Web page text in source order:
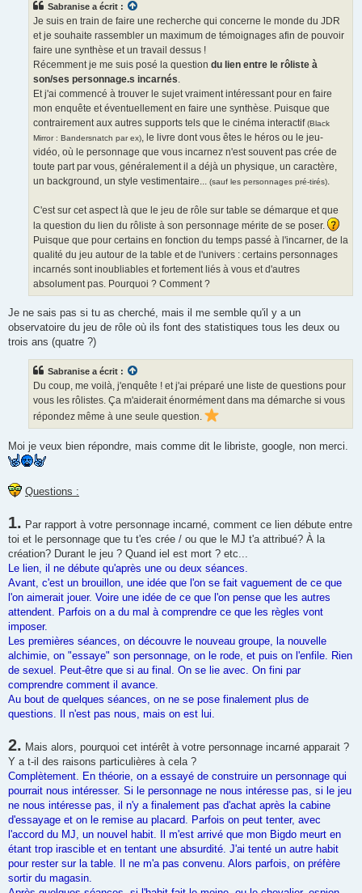
Sabranise a écrit :
Je suis en train de faire une recherche qui concerne le monde du JDR
et je souhaite rassembler un maximum de témoignages afin de pouvoir
faire une synthèse et un travail dessus !
Récemment je me suis posé la question du lien entre le rôliste à
son/ses personnage.s incarnés
Et j'ai commencé à trouver le sujet vraiment intéressant pour en faire
mon enquête et éventuellement en faire une synthèse. Puisque que
contrairement aux autres supports tels que le cinéma interactif(Black
Mirror : Bandersnatch par ex) , le livre dont vous êtes le héros ou le jeu-
vidéo, où le personnage que vous incarnez n'est souvent pas crée de
toute part par vous, généralement il a déjà un physique, un caractère,
un background, un style vestimentaire...
(sauf les personnages pré-tirés)
C'est sur cet aspect là que le jeu de rôle sur table se démarque et que
la question du lien du rôliste à son personnage mérite de se poser.
Puisque que pour certains en fonction du temps passé à l'incarner, de la
qualité du jeu autour de la table et de l'univers : certains personnages
incarnés sont inoubliables et fortement liés à vous et d'autres
absolument pas. Pourquoi ? Comment ?
Je ne sais pas si tu as cherché, mais il me semble qu'il y a un
observatoire du jeu de rôle où ils font des statistiques tous les deux ou
trois ans (quatre ?)
Sabranise a écrit :
Du coup, me voilà, j'enquête ! et j'ai préparé une liste de questions pour
vous les rôlistes. Ça m'aiderait énormément dans ma démarche si vous
répondez même à une seule question.
Moi je veux bien répondre, mais comme dit le libriste, google, non merci.
Questions :
1. Par rapport à votre personnage incarné, comment ce lien débute entre
toi et le personnage que tu t'es crée / ou que le MJ t'a attribué? À la
création? Durant le jeu ? Quand iel est mort ? etc...
Le lien, il ne débute qu'après une ou deux séances.
Avant, c'est un brouillon, une idée que l'on se fait vaguement de ce que
l'on aimerait jouer. Voire une idée de ce que l'on pense que les autres
attendent. Parfois on a du mal à comprendre ce que les règles vont
imposer.
Les premières séances, on découvre le nouveau groupe, la nouvelle
alchimie, on "essaye" son personnage, on le rode, et puis on l'enfile. Rien
de sexuel. Peut-être que si au final. On se lie avec. On fini par
comprendre comment il avance.
Au bout de quelques séances, on ne se pose finalement plus de
questions. Il n'est pas nous, mais on est lui.
2. Mais alors, pourquoi cet intérêt à votre personnage incarné apparait ?
Y a t-il des raisons particulières à cela ?
Complètement. En théorie, on a essayé de construire un personnage qui
pourrait nous intéresser. Si le personnage ne nous intéresse pas, si le jeu
ne nous intéresse pas, il n'y a finalement pas d'achat après la cabine
d'essayage et on le remise au placard. Parfois on peut tenter, avec
l'accord du MJ, un nouvel habit. Il m'est arrivé que mon Bigdo meurt en
étant trop irascible et en tentant une absurdité. J'ai tenté un autre habit
pour rester sur la table. Il ne m'a pas convenu. Alors parfois, on préfère
sortir du magasin.